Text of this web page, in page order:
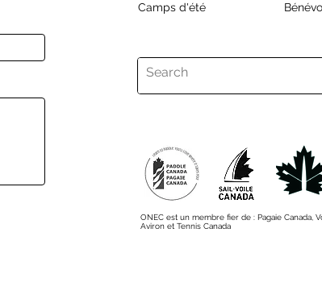
Camps d'été
ONEC est un membre fier de : Pagaie Canada,
Aviron et Tennis Canada